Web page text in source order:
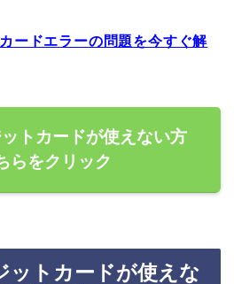
ードエラーの問題を今すぐ解
トカードが使えない方
らをクリック
ットカードが使えな